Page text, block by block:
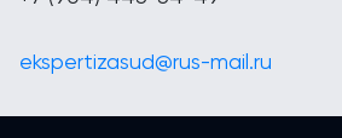
ekspertizasud@rus-mail.ru